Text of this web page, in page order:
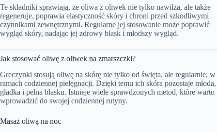
Te składniki sprawiają, że oliwa z oliwek nie tylko nawilża, ale także
regeneruje, poprawia elastyczność skóry i chroni przed szkodliwymi
czynnikami zewnętrznymi. Regularne jej stosowanie może poprawić
wygląd skóry, nadając jej zdrowy blask i młodszy wygląd.
Jak stosować oliwę z oliwek na zmarszczki?
Greczynki stosują oliwę na skórę nie tylko od święta, ale regularnie, w
ramach codziennej pielęgnacji. Dzięki temu ich skóra pozostaje młoda,
gładka i pełna blasku. Istnieje wiele sprawdzonych metod, które warto
wprowadzić do swojej codziennej rutyny.
Masaż oliwą na noc